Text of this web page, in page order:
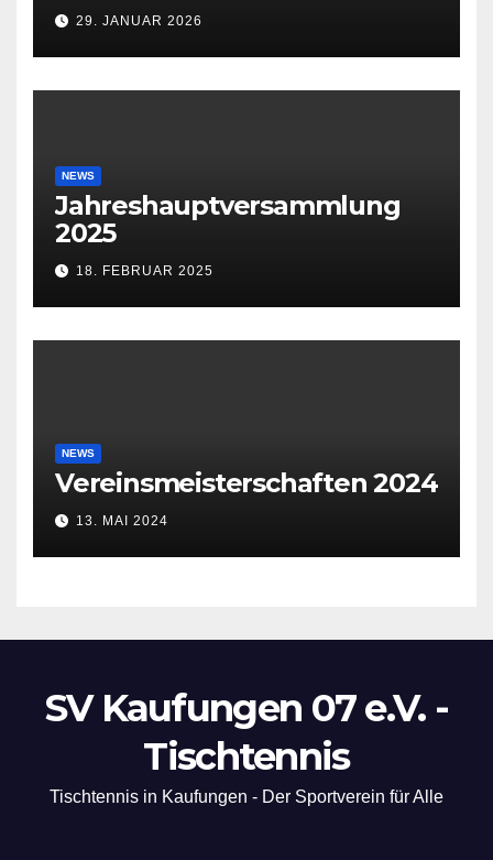
29. JANUAR 2026
NEWS
Jahreshauptversammlung
2025
18. FEBRUAR 2025
NEWS
Vereinsmeisterschaften 2024
13. MAI 2024
SV Kaufungen 07 e.V. -
Tischtennis
Tischtennis in Kaufungen - Der Sportverein für Alle